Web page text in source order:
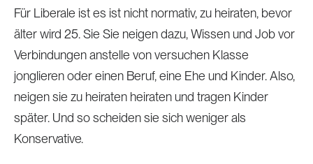
Für Liberale ist es ist nicht normativ, zu heiraten, bevor
älter wird 25. Sie Sie neigen dazu, Wissen und Job vor
Verbindungen anstelle von versuchen Klasse
jonglieren oder einen Beruf, eine Ehe und Kinder. Also,
neigen sie zu heiraten heiraten und tragen Kinder
später. Und so scheiden sie sich weniger als
Konservative.